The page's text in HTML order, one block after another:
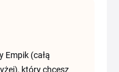
Empik (całą
który chcesz